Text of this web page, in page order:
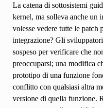
La catena di sottosistemi
kernel, ma solleva anche un
volesse vedere tutte le patch
integrazione? Gli
sospeso per verificare che
preoccuparsi; una modifica
prototipo di una funzione
conflitto con qualsiasi altra
versione di quella funzione.